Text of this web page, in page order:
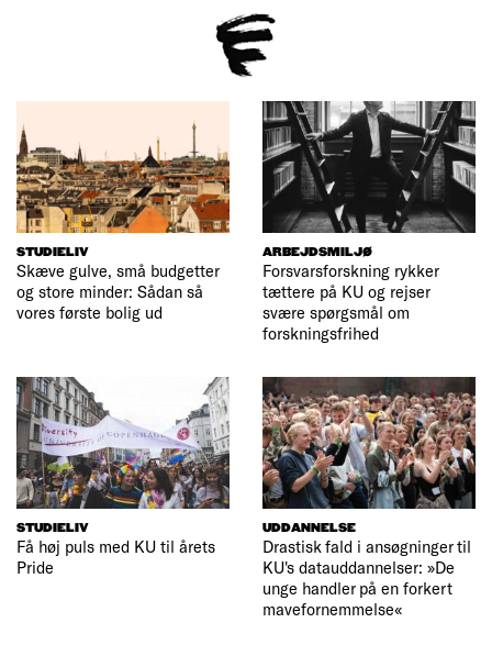
STUDIELIV
Skæve gulve, små budgetter
og store minder: Sådan så
vores første bolig ud
ARBEJDSMILJØ
Forsvarsforskning rykker
tættere på KU og rejser
svære spørgsmål om
forskningsfrihed
STUDIELIV
Få høj puls med KU til årets
Pride
UDDANNELSE
Drastisk fald i ansøgninger til
KU's datauddannelser: »De
unge handler på en forkert
mavefornemmelse«